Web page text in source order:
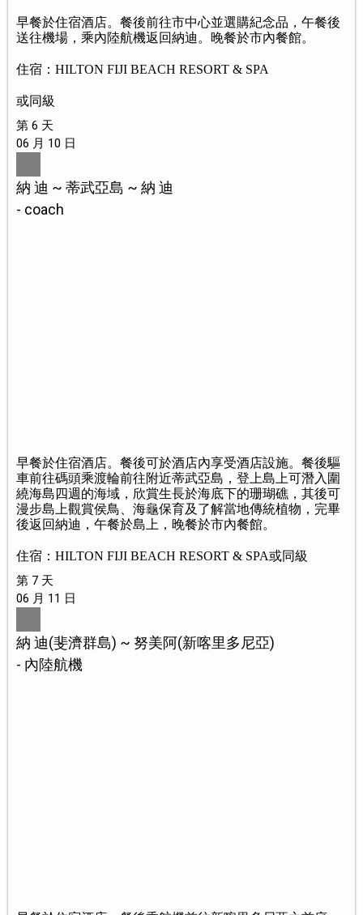
早餐於住宿酒店。餐後前往市中心並選購紀念品，午餐後
送往機場，乘內陸航機返回納迪。晚餐於市內餐館。
住宿：HILTON FIJI BEACH RESORT & SPA
或同級
第 6 天
06 月 10 日
納 迪 ~ 蒂武亞島 ~ 納 迪
- coach
早餐於住宿酒店。餐後可於酒店內享受酒店設施。餐後驅
車前往碼頭乘渡輪前往附近蒂武亞島，登上島上可潛入圍
繞海島四週的海域，欣賞生長於海底下的珊瑚礁，其後可
漫步島上觀賞侯鳥、海龜保育及了解當地傳統植物，完畢
後返回納迪，午餐於島上，晚餐於市內餐館。
住宿：HILTON FIJI BEACH RESORT & SPA或同級
第 7 天
06 月 11 日
納 迪(斐濟群島) ~ 努美阿(新喀里多尼亞)
- 內陸航機